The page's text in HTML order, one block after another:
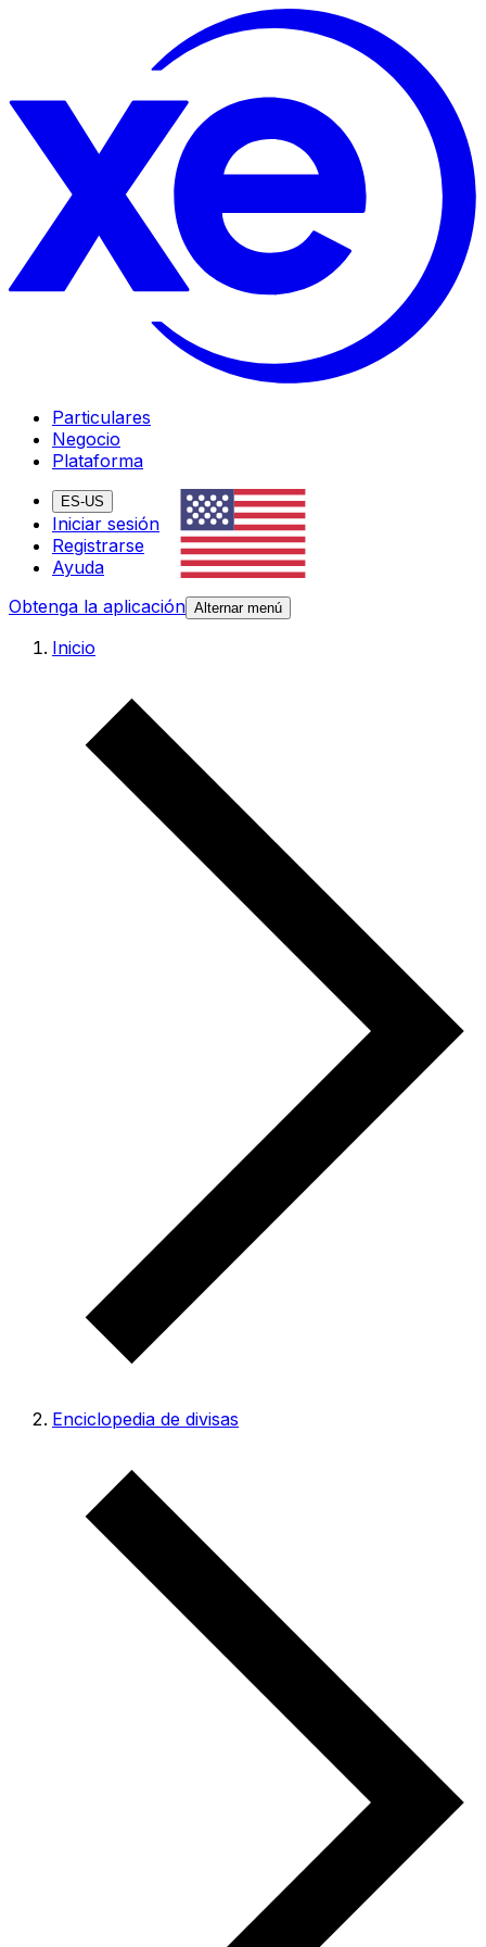
Particulares
Negocio
Plataforma
ES-US
Iniciar sesión
Registrarse
Ayuda
Obtenga la aplicación Alternar menú
Inicio
Enciclopedia de divisas